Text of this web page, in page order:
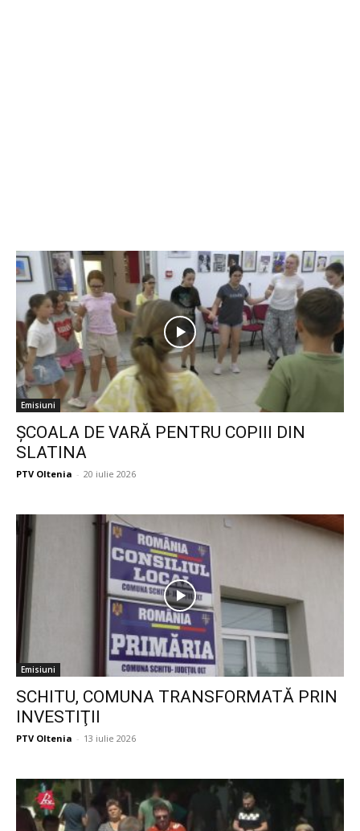
Emisiuni
ŞCOALA DE VARĂ PENTRU COPIII DIN
SLATINA
PTV Oltenia - 20 iulie 2026
Emisiuni
SCHITU, COMUNA TRANSFORMATĂ PRIN
INVESTIŢII
PTV Oltenia - 13 iulie 2026